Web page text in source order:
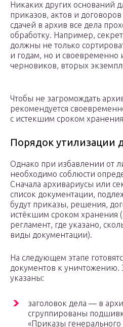
Никаких других оснований
приказов, актов и
сдачей в архив все дела
обработку. Например,
должны не только
и годам, но и своевременно
черновиков, вторых
Чтобы не загромождать
рекомендуется
с истекшим сроком хранения
Порядок утилизации
Однако при избавлении от
необходимо соблюсти
Сначала архивариусы или
список документации,
будут приказы, решения,
истёкшим сроком хранения
регламент, где указано,
виды документации).
На следующем этапе
документов к уничтожению.
указаны:
заголовок дела — в
сгруппированы
«Приказы генерального